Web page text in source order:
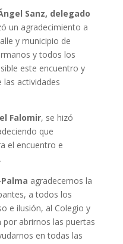
Sanz, delegado
un agradecimiento a
y municipio de
y todos los
este encuentro y
actividades
Falomir, se hizó
que
el encuentro e
agradecemos la
a todos los
e ilusión, al Colegio y
por abrirnos las puertas
en todas las